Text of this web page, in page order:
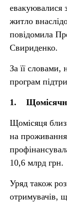
евакуювалися
житло
повідомила
Свириденко.
За її словами,
програм
1.
Щомісяця
на
10,6 млрд грн.
Уряд також
отримувачів,